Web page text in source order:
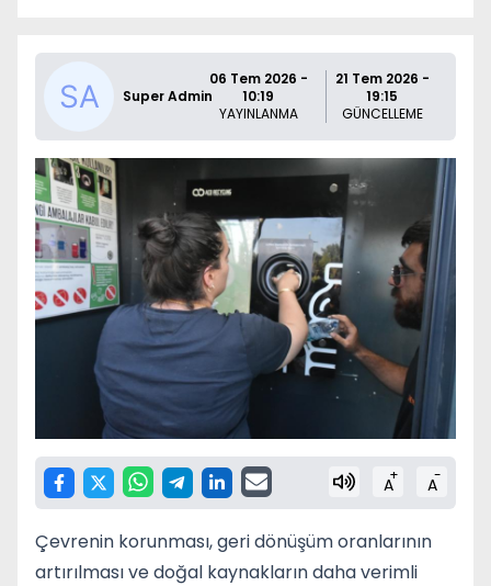
Super Admin
06 Tem 2026 -
10:19
YAYINLANMA
21 Tem 2026 -
19:15
GÜNCELLEME
A+ A-
Çevrenin korunması, geri dönüşüm oranlarının
artırılması ve doğal kaynakların daha verimli